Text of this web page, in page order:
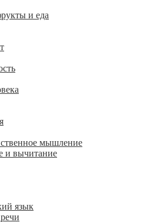
и еда
мышление
и вычитание
язык